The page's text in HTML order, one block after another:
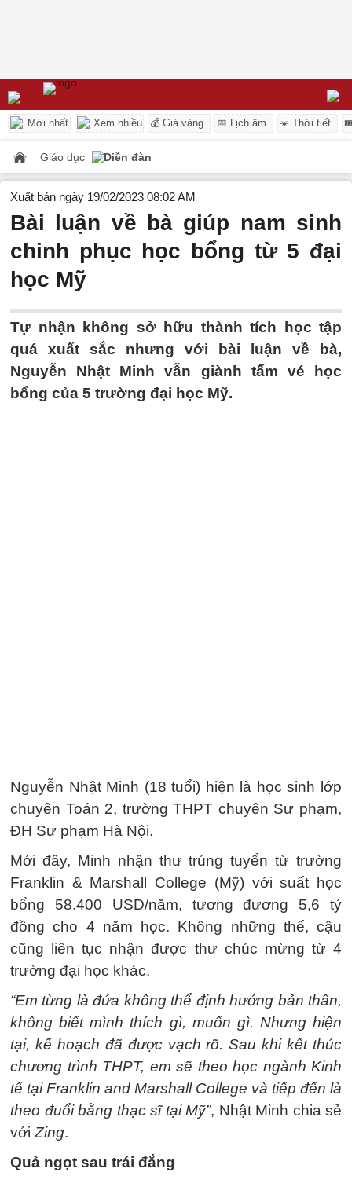
Mới nhất Xem nhiều 💰 Giá vàng 📅 Lịch âm ☀️ Thời tiết
Giáo dục Diễn đàn
Xuất bản ngày 19/02/2023 08:02 AM
Bài luận về bà giúp nam sinh
chinh phục học bổng từ 5 đại
học Mỹ
Tự nhận không sở hữu thành tích học tập
quá xuất sắc nhưng với bài luận về bà,
Nguyễn Nhật Minh vẫn giành tấm vé học
bổng của 5 trường đại học Mỹ.
Nguyễn Nhật Minh (18 tuổi) hiện là học sinh lớp
chuyên Toán 2, trường THPT chuyên Sư phạm,
ĐH Sư phạm Hà Nội.
Mới đây, Minh nhận thư trúng tuyển từ trường
Franklin & Marshall College (Mỹ) với suất học
bổng 58.400 USD/năm, tương đương 5,6 tỷ
đồng cho 4 năm học. Không những thế, cậu
cũng liên tục nhận được thư chúc mừng từ 4
trường đại học khác.
“Em từng là đứa không thể định hướng bản thân,
không biết mình thích gì, muốn gì. Nhưng hiện
tại, kế hoạch đã được vạch rõ. Sau khi kết thúc
chương trình THPT, em sẽ theo học ngành Kinh
tế tại Franklin and Marshall College và tiếp đến là
theo đuổi bằng thạc sĩ tại Mỹ”, Nhật Minh chia sẻ
với Zing.
Quả ngọt sau trái đắng